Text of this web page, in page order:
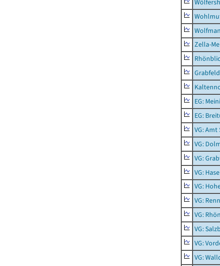
Zella-
Grabfeld
EG:
EG:
VG: Amt
VG:
VG:
VG:
VG:
VG:
VG:
VG:
VG:
VG: